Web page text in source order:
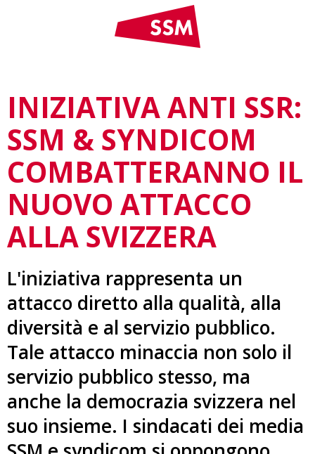
INIZIATIVA ANTI SSR:
SSM & SYNDICOM
COMBATTERANNO IL
NUOVO ATTACCO
ALLA SVIZZERA
L'iniziativa rappresenta un
attacco diretto alla qualità, alla
diversità e al servizio pubblico.
Tale attacco minaccia non solo il
servizio pubblico stesso, ma
anche la democrazia svizzera nel
suo insieme. I sindacati dei media